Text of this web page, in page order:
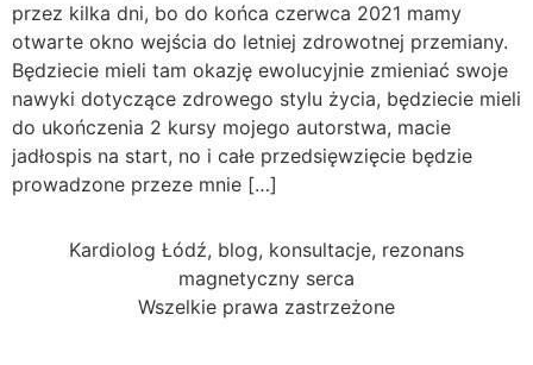
przez kilka dni, bo do końca czerwca 2021 mamy
otwarte okno wejścia do letniej zdrowotnej przemiany.
Będziecie mieli tam okazję ewolucyjnie zmieniać swoje
nawyki dotyczące zdrowego stylu życia, będziecie mieli
do ukończenia 2 kursy mojego autorstwa, macie
jadłospis na start, no i całe przedsięwzięcie będzie
prowadzone przeze mnie […]
Kardiolog Łódź, blog, konsultacje, rezonans
magnetyczny serca
Wszelkie prawa zastrzeżone